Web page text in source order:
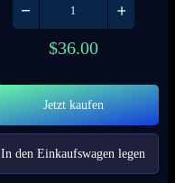
$36.00
Jetzt kaufen
In den Einkaufswagen legen